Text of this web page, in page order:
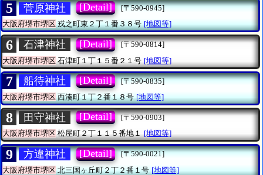
5 菅原神社 [Detail]
[〒590-0945]
大阪府堺市堺区戎之町東２丁１番３８号 [地図等]
6 石津神社 [Detail]
[〒590-0814]
大阪府堺市堺区 石津町１丁１５番２１号 [地図等]
7 船待神社 [Detail]
[〒590-0835]
大阪府堺市堺区西湊町１丁２番１８号 [地図等]
8 田守神社 [Detail]
[〒590-0903]
大阪府堺市堺区松屋町２丁１１５番地１ [地図等]
9 方違神社 [Detail]
[〒590-0021]
大阪府堺市堺区北三国ヶ丘町２丁２番１号 [地図等]